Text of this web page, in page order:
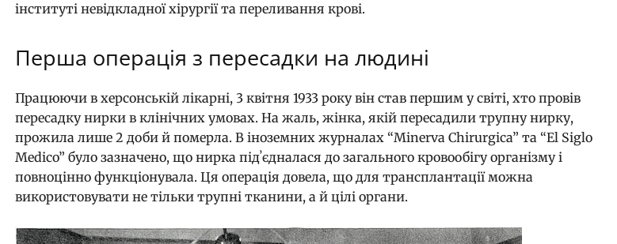
інституті невідкладної хірургії та переливання крові.
Перша операція з пересадки на людині
Працюючи в херсонській лікарні, 3 квітня 1933 року він став першим у світі, хто провів
пересадку нирки в клінічних умовах. На жаль, жінка, якій пересадили трупну нирку,
прожила лише 2 доби й померла. В іноземних журналах “Minerva Chirurgica” та “El Siglo
Medico” було зазначено, що нирка підʼєдналася до загального кровообігу організму і
повноцінно функціонувала. Ця операція довела, що для трансплантації можна
використовувати не тільки трупні тканини, а й цілі органи.